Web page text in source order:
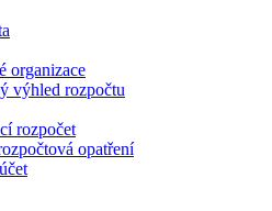
organizace
výhled rozpočtu
rozpočet
opatření